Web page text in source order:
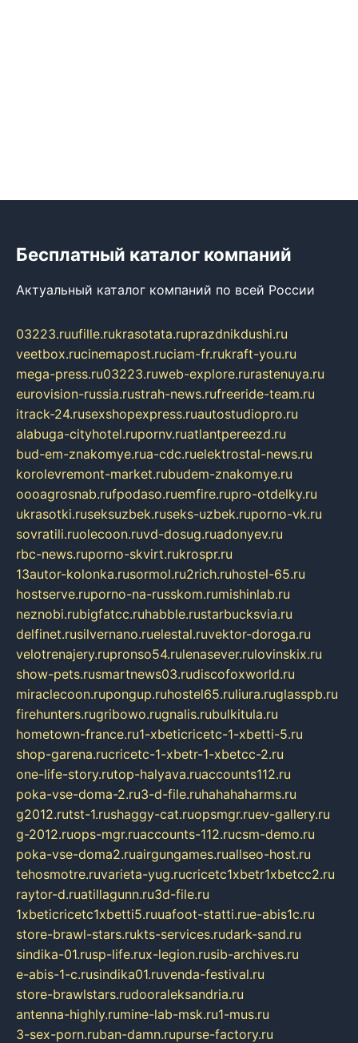
Бесплатный каталог компаний
Актуальный каталог компаний по всей России
03223.ruufille.rukrasotata.ruprazdnikdushi.ru
veetbox.rucinemapost.ruciam-fr.rukraft-you.ru
mega-press.ru03223.ruweb-explore.rurastenuya.ru
eurovision-russia.rustrah-news.rufreeride-team.ru
itrack-24.rusexshopexpress.ruautostudiopro.ru
alabuga-cityhotel.rupornv.ruatlantpereezd.ru
bud-em-znakomye.rua-cdc.ruelektrostal-news.ru
korolevremont-market.rubudem-znakomye.ru
oooagrosnab.rufpodaso.ruemfire.rupro-otdelky.ru
ukrasotki.ruseksuzbek.ruseks-uzbek.ruporno-vk.ru
sovratili.ruolecoon.ruvd-dosug.ruadonyev.ru
rbc-news.ruporno-skvirt.rukrospr.ru
13autor-kolonka.rusormol.ru2rich.ruhostel-65.ru
hostserve.ruporno-na-russkom.rumishinlab.ru
neznobi.rubigfatcc.ruhabble.rustarbucksvia.ru
delfinet.rusilvernano.ruelestal.ruvektor-doroga.ru
velotrenajery.rupronso54.rulenasever.rulovinskix.ru
show-pets.rusmartnews03.rudiscofoxworld.ru
miraclecoon.rupongup.ruhostel65.ruliura.ruglasspb.ru
firehunters.rugribowo.rugnalis.rubulkitula.ru
hometown-france.ru1-xbeticricetc-1-xbetti-5.ru
shop-garena.rucricetc-1-xbetr-1-xbetcc-2.ru
one-life-story.rutop-halyava.ruaccounts112.ru
poka-vse-doma-2.ru3-d-file.ruhahahaharms.ru
g2012.rutst-1.rushaggy-cat.ruopsmgr.ruev-gallery.ru
g-2012.ruops-mgr.ruaccounts-112.rucsm-demo.ru
poka-vse-doma2.ruairgungames.ruallseo-host.ru
tehosmotre.ruvarieta-yug.rucricetc1xbetr1xbetcc2.ru
raytor-d.ruatillagunn.ru3d-file.ru
1xbeticricetc1xbetti5.ruuafoot-statti.rue-abis1c.ru
store-brawl-stars.rukts-services.rudark-sand.ru
sindika-01.rusp-life.rux-legion.rusib-archives.ru
e-abis-1-c.rusindika01.ruvenda-festival.ru
store-brawlstars.rudooraleksandria.ru
antenna-highly.rumine-lab-msk.ru1-mus.ru
3-sex-porn.ruban-damn.rupurse-factory.ru